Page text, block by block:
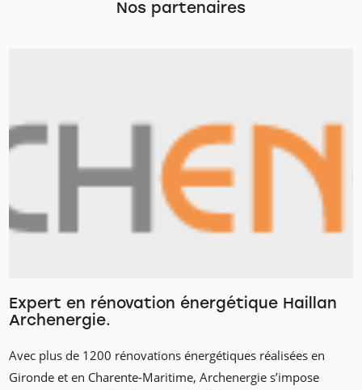
Nos partenaires
Expert en rénovation énergétique Haillan
Archenergie.
Avec plus de 1200 rénovations énergétiques réalisées en
Gironde et en Charente-Maritime, Archenergie s’impose